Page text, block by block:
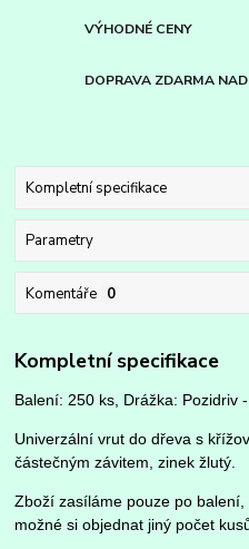
VÝHODNÉ CENY
DOPRAVA ZDARMA
Kompletní specifikace
Parametry
Komentáře 0
Kompletní specifikace
Balení: 250 ks, Drážka: Pozidriv -
Univerzální vrut do dřeva s
částečným závitem, zinek žlutý.
Zboží zasíláme pouze po
možné si objednat jiný počet